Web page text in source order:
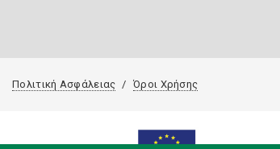
Πολιτική Ασφάλειας Όροι Χρήσης